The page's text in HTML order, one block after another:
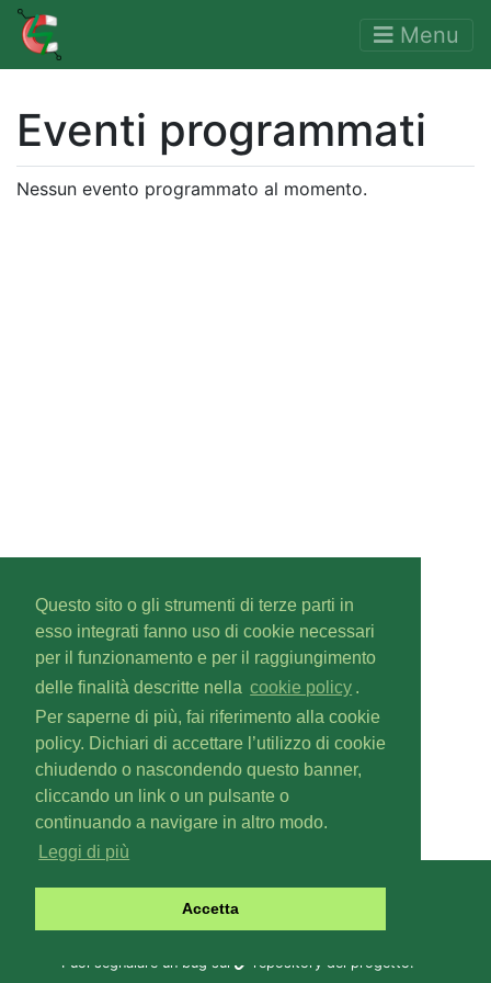
Questo sito o gli strumenti di terze parti in
esso integrati fanno uso di cookie necessari
per il funzionamento e per il raggiungimento
delle finalità descritte nella cookie policy .
Per saperne di più, fai riferimento alla cookie
policy. Dichiari di accettare l’utilizzo di cookie
chiudendo o nascondendo questo banner,
cliccando un link o un pulsante o
continuando a navigare in altro modo.
Leggi di più
Accetta
Menu
Eventi programmati
Nessun evento programmato al momento.
Gascalv1.6.0
Copyright © 2019-
Puoi segnalare un bug sul
repository del progetto.